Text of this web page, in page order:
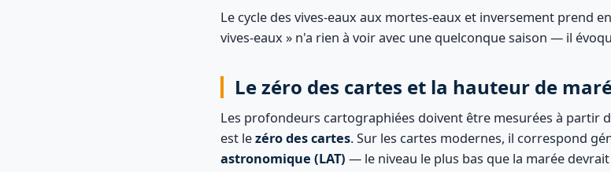
Le cycle des vives-eaux aux mortes-eaux et inversement prend
vives-eaux » n'a rien à voir avec une quelconque saison — il
Le zéro des cartes et la hauteur de
Les profondeurs cartographiées doivent être mesurées à partir
est lezéro des cartes. Sur les cartes modernes, il correspond
astronomique (LAT) — le niveau le plus bas que la marée